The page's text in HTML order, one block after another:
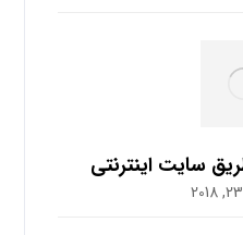
سایت اینترنتی